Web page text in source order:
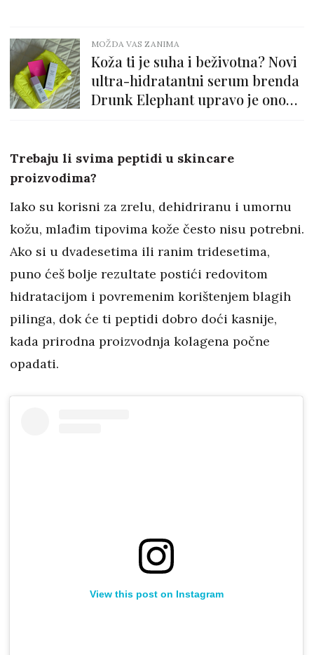
MOŽDA VAS ZANIMA
Koža ti je suha i beživotna? Novi
ultra-hidratantni serum brenda
Drunk Elephant upravo je ono
Trebaju li svima peptidi u skincare
proizvodima?
Iako su korisni za zrelu, dehidriranu i umornu
kožu, mlađim tipovima kože često nisu potrebni.
Ako si u dvadesetima ili ranim tridesetima,
puno ćeš bolje rezultate postići redovitom
hidratacijom i povremenim korištenjem blagih
pilinga, dok će ti peptidi dobro doći kasnije,
kada prirodna proizvodnja kolagena počne
opadati.
View this post on Instagram